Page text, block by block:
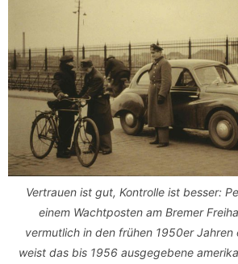
Vertrauen ist gut, Kontrolle ist besser:
einem Wachtposten am Bremer
vermutlich in den frühen 1950er
weist das bis 1956 ausgegebene